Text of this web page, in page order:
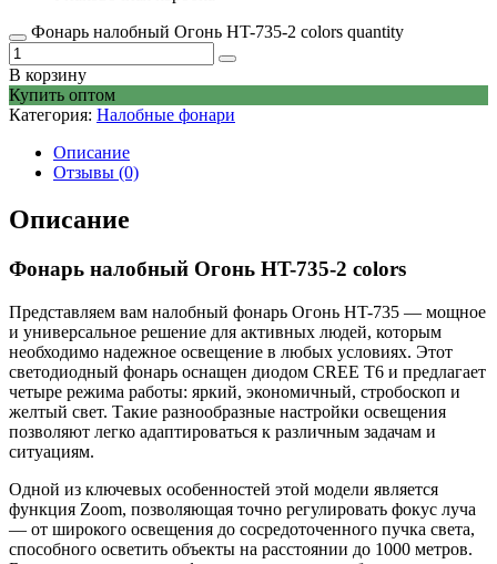
Фонарь налобный Огонь HT-735-2 colors quantity
В корзину
Купить оптом
Категория: Налобные фонари
Описание
Отзывы (0)
Описание
Фонарь налобный Огонь HT-735-2 colors
Представляем вам налобный фонарь Огонь HT-735 — мощное
и универсальное решение для активных людей, которым
необходимо надежное освещение в любых условиях. Этот
светодиодный фонарь оснащен диодом CREE T6 и предлагает
четыре режима работы: яркий, экономичный, стробоскоп и
желтый свет. Такие разнообразные настройки освещения
позволяют легко адаптироваться к различным задачам и
ситуациям.
Одной из ключевых особенностей этой модели является
функция Zoom, позволяющая точно регулировать фокус луча
— от широкого освещения до сосредоточенного пучка света,
способного осветить объекты на расстоянии до 1000 метров.